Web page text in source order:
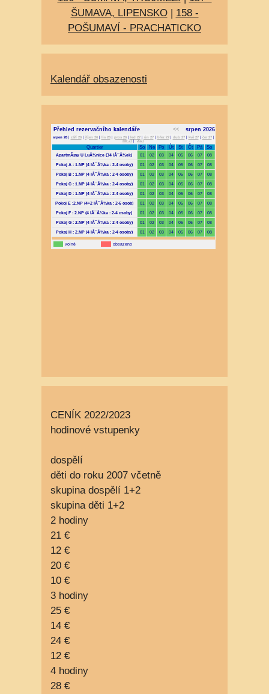
ŠUMAVA, LIPENSKO| 158 -
POŠUMAVÍ - PRACHATICKO
Kalendář obsazenosti
CENÍK 2022/2023
hodinové vstupenky
dospělí
děti do roku 2007 včetně
skupina dospělí 1+2
skupina děti 1+2
2 hodiny
21 €
12 €
20 €
10 €
3 hodiny
25 €
14 €
24 €
12 €
4 hodiny
28 €